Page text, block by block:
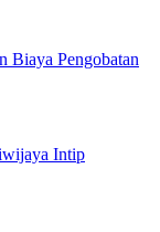
Pengobatan
Intip